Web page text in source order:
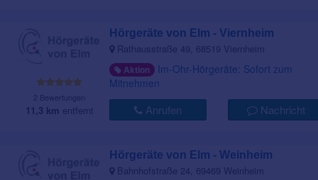
2 Bewertungen
11,3 km entfernt
Hörgeräte von Elm - Viernheim
Rathausstraße 49, 68519 Viernheim
Aktion Im-Ohr-Hörgeräte: Sofort zum
Mitnehmen
Anrufen Nachricht
Hörgeräte von Elm - Weinheim
Bahnhofstraße 24, 69469 Weinheim